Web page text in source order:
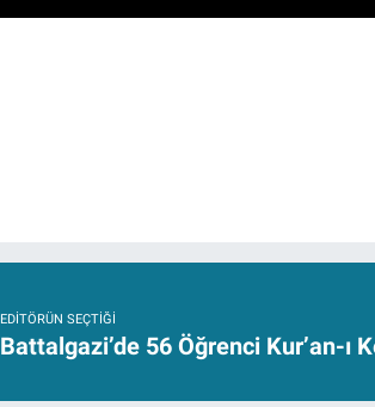
EDITÖRÜN SEÇTIĞI
Battalgazi’de 56 Öğrenci Kur’an-ı